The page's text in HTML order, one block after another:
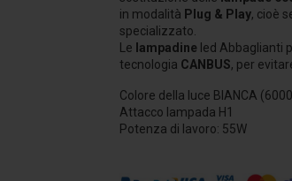
in modalità Plug & Play, cioè
specializzato.
Le lampadine led Abbaglianti
tecnologia CANBUS, per
Colore della luce BIANCA
Attacco lampada H1
Potenza di lavoro: 55W